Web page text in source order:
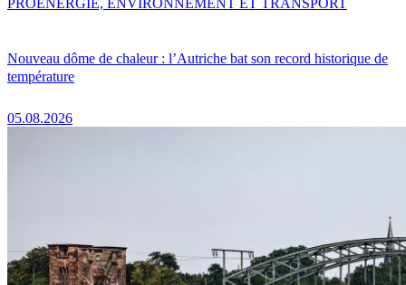
Nouveau dôme de chaleur : l’Autriche bat son record historique de
température
05.08.2026
PROENERGIE, ENVIRONNEMENT ET TRANSPORT